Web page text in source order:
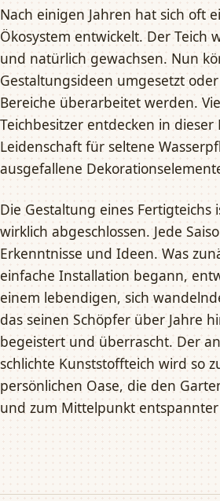
Nach einigen Jahren hat sich oft
Ökosystem entwickelt. Der Teich
und natürlich gewachsen. Nun
Gestaltungsideen umgesetzt
Bereiche überarbeitet werden.
Teichbesitzer entdecken in dieser
Leidenschaft für seltene
ausgefallene
Die Gestaltung eines Fertigteichs
wirklich abgeschlossen. Jede
Erkenntnisse und Ideen. Was
einfache Installation begann,
einem lebendigen, sich
das seinen Schöpfer über Jahre
begeistert und überrascht. Der
schlichte Kunststoffteich wird so
persönlichen Oase, die den
und zum Mittelpunkt